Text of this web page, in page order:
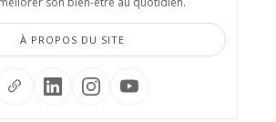
À PROPOS DU SITE